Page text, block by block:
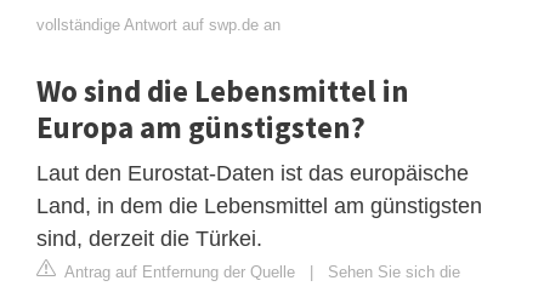
vollständige Antwort auf swp.de an
Wo sind die Lebensmittel in
Europa am günstigsten?
Laut den Eurostat-Daten ist das europäische
Land, in dem die Lebensmittel am günstigsten
sind, derzeit die Türkei.
Antrag auf Entfernung der Quelle | Sehen Sie sich die